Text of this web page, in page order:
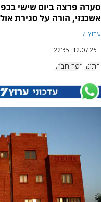
סערה פרצה ביום שישי
אשכנזי, הורה על סגירת
ערוץ 7
12.07.25, 22:35
חתונה כפר חב"ד